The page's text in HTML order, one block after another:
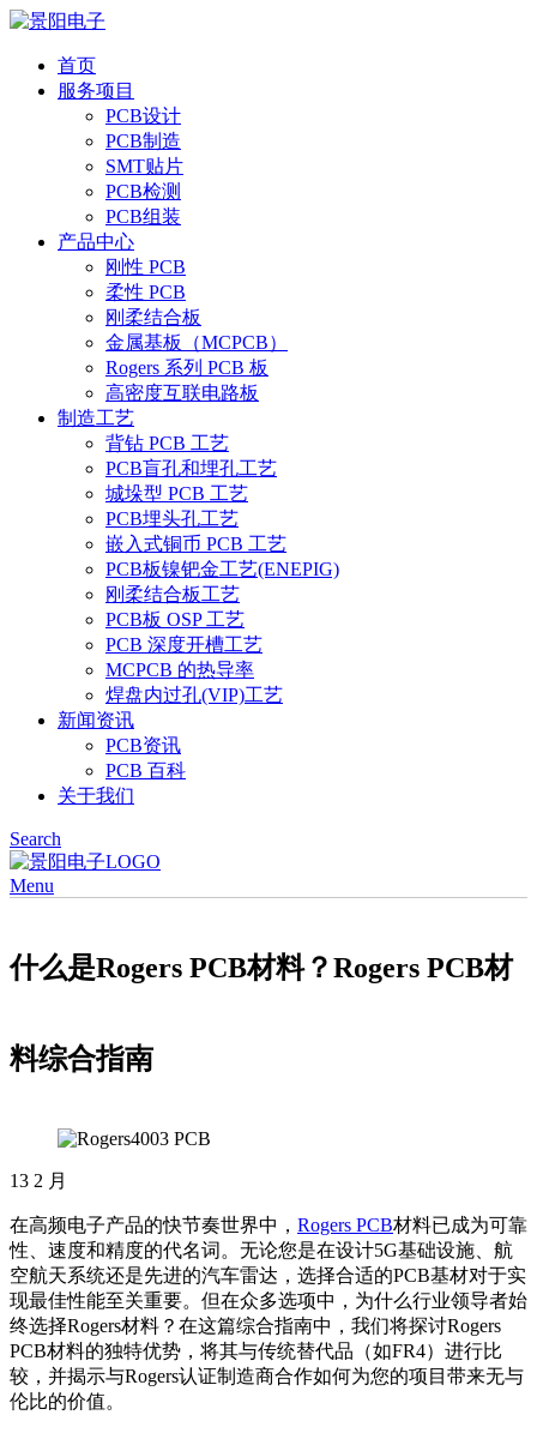
首页
服务项目
PCB设计
PCB制造
SMT贴片
PCB检测
PCB组装
产品中心
刚性 PCB
柔性 PCB
刚柔结合板
金属基板（MCPCB）
Rogers 系列 PCB 板
高密度互联电路板
制造工艺
背钻 PCB 工艺
PCB盲孔和埋孔工艺
城垛型 PCB 工艺
PCB埋头孔工艺
嵌入式铜币 PCB 工艺
PCB板镍钯金工艺(ENEPIG)
刚柔结合板工艺
PCB板 OSP 工艺
PCB 深度开槽工艺
MCPCB 的热导率
焊盘内过孔(VIP)工艺
新闻资讯
PCB资讯
PCB 百科
关于我们
Search
Menu
什么是Rogers PCB材料？Rogers PCB材
料综合指南
13 2 月
在高频电子产品的快节奏世界中， Rogers PCB材料已成为可靠
性、速度和精度的代名词。无论您是在设计5G基础设施、航
空航天系统还是先进的汽车雷达，选择合适的PCB基材对于实
现最佳性能至关重要。但在众多选项中，为什么行业领导者始
终选择Rogers材料？在这篇综合指南中，我们将探讨Rogers
PCB材料的独特优势，将其与传统替代品（如FR4）进行比
较，并揭示与Rogers认证制造商合作如何为您的项目带来无与
伦比的价值。